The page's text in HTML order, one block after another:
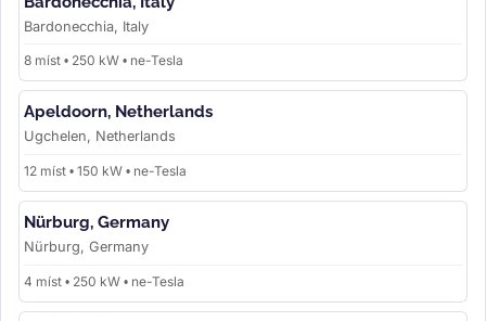
Bardonecchia, Italy
8 míst • 250 kW • ne-Tesla
Apeldoorn, Netherlands
Ugchelen, Netherlands
12 míst • 150 kW • ne-Tesla
Nürburg, Germany
Nürburg, Germany
4 míst • 250 kW • ne-Tesla